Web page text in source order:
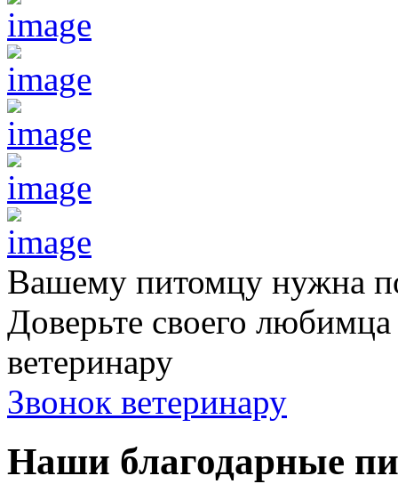
Вашему питомцу нужна
Доверьте своего
ветеринару
Звонок ветеринару
Наши благодарные